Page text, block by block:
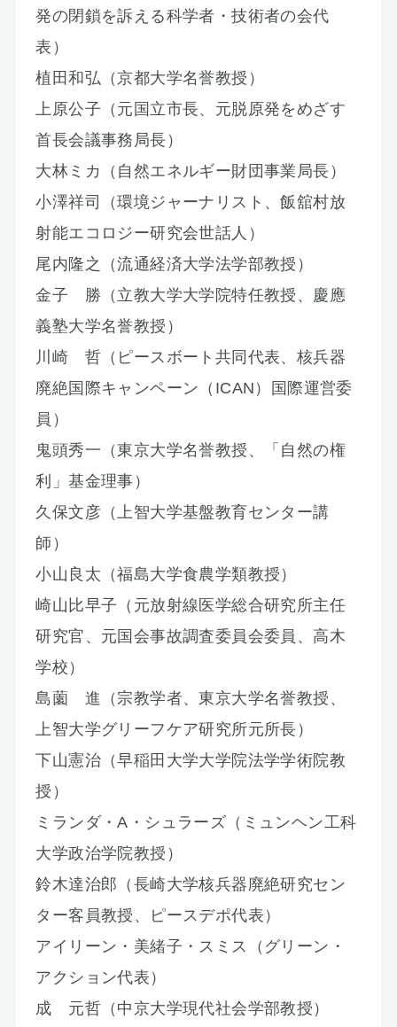
発の閉鎖を訴える科学者・技術者の会代
表）
植田和弘（京都大学名誉教授）
上原公子（元国立市長、元脱原発をめざす
首長会議事務局長）
大林ミカ（自然エネルギー財団事業局長）
小澤祥司（環境ジャーナリスト、飯舘村放
射能エコロジー研究会世話人）
尾内隆之（流通経済大学法学部教授）
金子 勝（立教大学大学院特任教授、慶應
義塾大学名誉教授）
川崎 哲（ピースボート共同代表、核兵器
廃絶国際キャンペーン（ICAN）国際運営委
員）
鬼頭秀一（東京大学名誉教授、「自然の権
利」基金理事）
久保文彦（上智大学基盤教育センター講
師）
小山良太（福島大学食農学類教授）
崎山比早子（元放射線医学総合研究所主任
研究官、元国会事故調査委員会委員、高木
学校）
島薗 進（宗教学者、東京大学名誉教授、
上智大学グリーフケア研究所元所長）
下山憲治（早稲田大学大学院法学学術院教
授）
ミランダ・A・シュラーズ（ミュンヘン工科
大学政治学院教授）
鈴木達治郎（長崎大学核兵器廃絶研究セン
ター客員教授、ピースデポ代表）
アイリーン・美緒子・スミス（グリーン・
アクション代表）
成 元哲（中京大学現代社会学部教授）